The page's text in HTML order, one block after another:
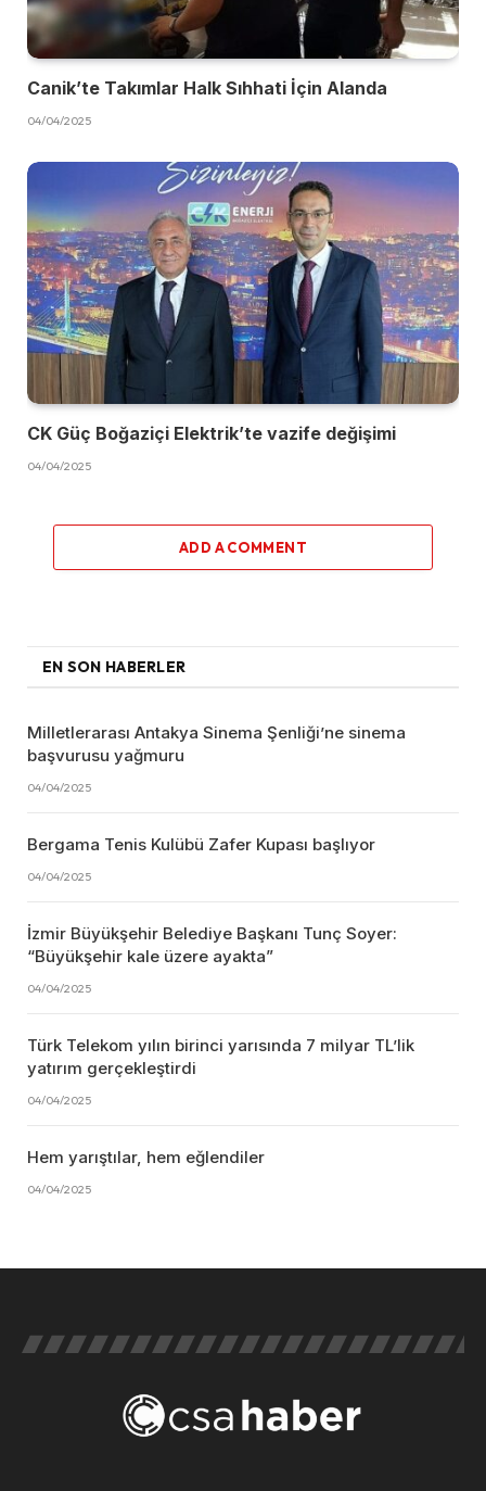
Canik’te Takımlar Halk Sıhhati İçin Alanda
04/04/2025
CK Güç Boğaziçi Elektrik’te vazife değişimi
04/04/2025
ADD A COMMENT
EN SON HABERLER
Milletlerarası Antakya Sinema Şenliği’ne sinema
başvurusu yağmuru
04/04/2025
Bergama Tenis Kulübü Zafer Kupası başlıyor
04/04/2025
İzmir Büyükşehir Belediye Başkanı Tunç Soyer:
“Büyükşehir kale üzere ayakta”
04/04/2025
Türk Telekom yılın birinci yarısında 7 milyar TL’lik
yatırım gerçekleştirdi
04/04/2025
Hem yarıştılar, hem eğlendiler
04/04/2025